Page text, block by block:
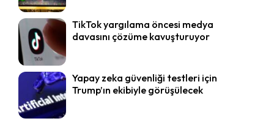
TikTok yargılama öncesi medya
davasını çözüme kavuşturuyor
Yapay zeka güvenliği testleri için
Trump’ın ekibiyle görüşülecek